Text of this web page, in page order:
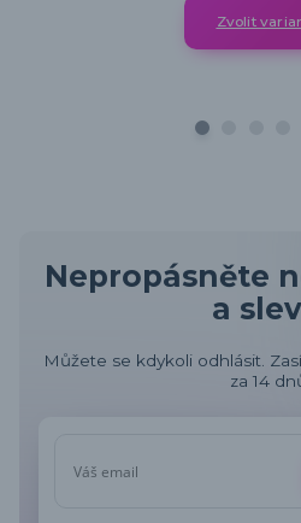
Zvolit
Nepropásněte
a
Můžete se kdykoli odhlásit.
za 14